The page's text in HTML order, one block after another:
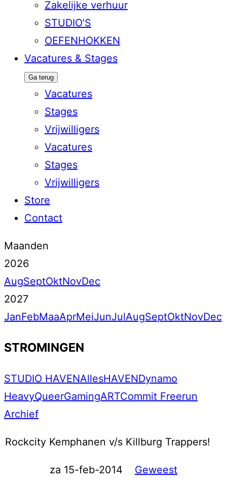
Zakelijke verhuur
STUDIO’S
OEFENHOKKEN
Vacatures & Stages
Ga terug
Vacatures
Stages
Vrijwilligers
Vacatures
Stages
Vrijwilligers
Store
Contact
Maanden
2026
AugSeptOktNovDec
2027
JanFebMaaAprMeiJunJulAugSeptOktNovDec
STROMINGEN
STUDIO HAVENAllesHAVENDynamo
HeavyQueerGamingARTCommit Freerun
Archief
Rockcity Kemphanen v/s Killburg Trappers!
za 15-feb-2014 Geweest